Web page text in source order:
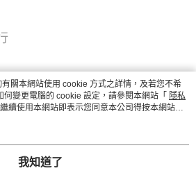
關本網站使用 cookie 方式之詳情，及若您不希
變更電腦的 cookie 設定，請參閱本網站「 隱私
續使用本網站即表示您同意本公司得按本網站使
。
我知道了